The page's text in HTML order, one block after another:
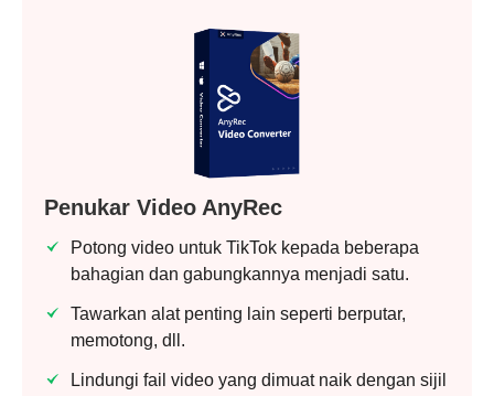
Penukar Video AnyRec
Potong video untuk TikTok kepada beberapa
bahagian dan gabungkannya menjadi satu.
Tawarkan alat penting lain seperti berputar,
memotong, dll.
Lindungi fail video yang dimuat naik dengan sijil